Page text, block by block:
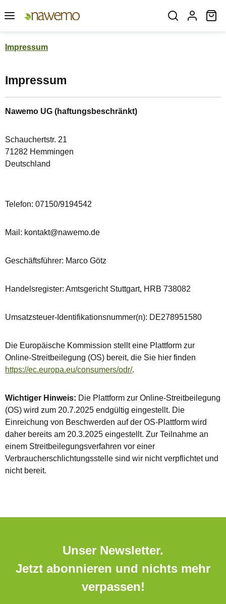
Zum Hauptinhalt springen
Impressum
Impressum
Nawemo UG (haftungsbeschränkt)
Schauchertstr. 21
71282 Hemmingen
Deutschland
Telefon: 07150/9194542
Mail: kontakt@nawemo.de
Geschäftsführer: Marco Götz
Handelsregister: Amtsgericht Stuttgart, HRB 738082
Umsatzsteuer-Identifikationsnummer(n): DE278951580
Die Europäische Kommission stellt eine Plattform zur
Online-Streitbeilegung (OS) bereit, die Sie hier finden
https://ec.europa.eu/consumers/odr/.
Wichtiger Hinweis: Die Plattform zur Online-Streitbeilegung
(OS) wird zum 20.7.2025 endgültig eingestellt. Die
Einreichung von Beschwerden auf der OS-Plattform wird
daher bereits am 20.3.2025 eingestellt. Zur Teilnahme an
einem Streitbeilegungsverfahren vor einer
Verbraucherschlichtungsstelle sind wir nicht verpflichtet und
nicht bereit.
Unser Newsletter.
Jetzt abonnieren und nichts mehr
verpassen!